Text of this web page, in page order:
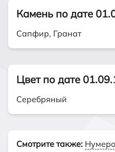
Камень по дате
Сапфир, Гранат
Цвет по дате
Серебряный
Смотрите также: